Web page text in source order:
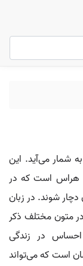
شمار می‌آید. این
هراس است که در
شوند. در زبان
به طور مکرر، به تعداد ۱۲۴ بار، در متون مختلف ذکر
در زندگی
است که می‌تواند